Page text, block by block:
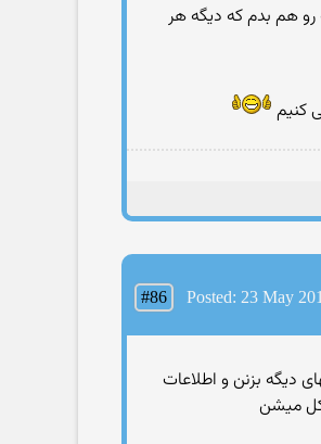
هم بدم كه دیگه هر
كنیم
#86 Posted: 23 May
دیگه بزنن و اطلاعات
كل میشن